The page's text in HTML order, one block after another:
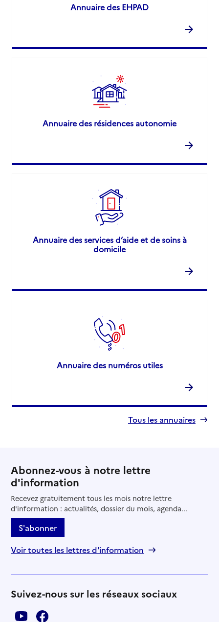
Annuaire des EHPAD
Annuaire des résidences autonomie
Annuaire des services d’aide et de soins à
domicile
Annuaire des numéros utiles
Tous les annuaires
Abonnez-vous à notre lettre
d'information
Recevez gratuitement tous les mois notre lettre
d'information : actualités, dossier du mois, agenda...
S'abonner
Voir toutes les lettres d'information
Suivez-nous sur les réseaux sociaux